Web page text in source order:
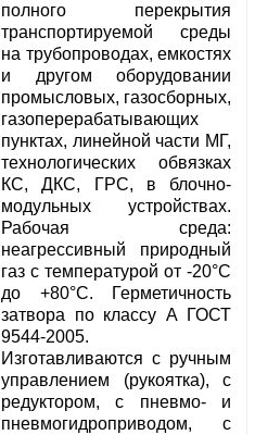
полного перекрытия
транспортируемой среды
на трубопроводах, емкостях
и другом оборудовании
промысловых, газосборных,
газоперерабатывающих
пунктах, линейной части МГ,
технологических обвязках
КС, ДКС, ГРС, в блочно-
модульных устройствах.
Рабочая среда:
неагрессивный природный
газ с температурой от -20°С
до +80°С. Герметичность
затвора по классу А ГОСТ
9544-2005.
Изготавливаются с ручным
управлением (рукоятка), с
редуктором, с пневмо- и
пневмогидроприводом, с